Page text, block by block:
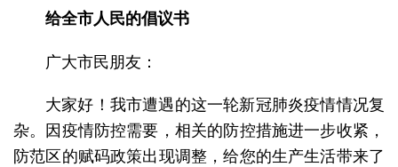
给全市人民的倡议书
广大市民朋友：
大家好！我市遭遇的这一轮新冠肺炎疫情情况复
杂。因疫情防控需要，相关的防控措施进一步收紧，
防范区的赋码政策出现调整，给您的生产生活带来了